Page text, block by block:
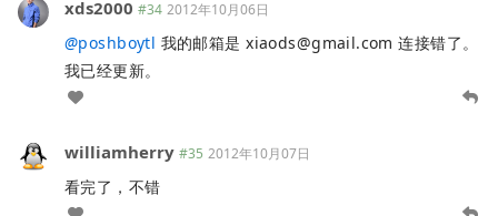
xds2000 #34 2012年10月06日
@poshboytl 我的邮箱是xiaods@gmail.com 连接错了。
我已经更新。
williamherry #35 2012年10月07日
看完了，不错